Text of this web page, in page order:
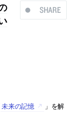
SHARE
未来の記憶
」を解